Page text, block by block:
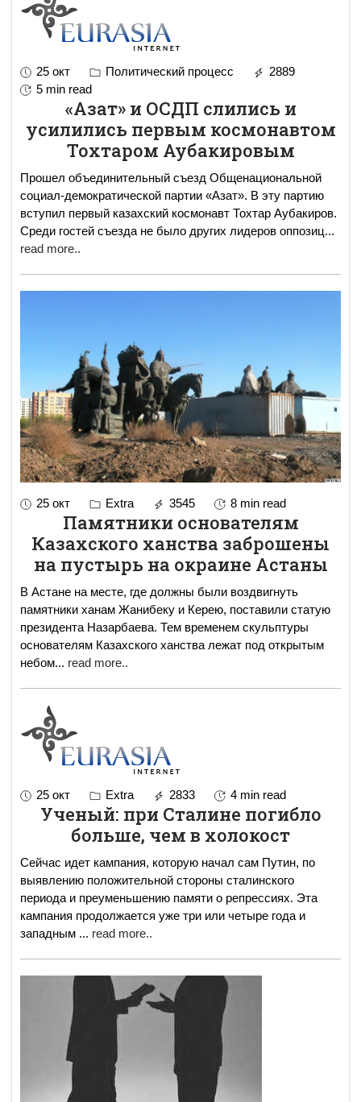
25 окт Политический процесс
2889
5 min read
«Азат» и ОСДП слились и
усилились первым космонавтом
Тохтаром Аубакировым
Прошел объединительный съезд Общенациональной
социал-демократической партии «Азат». В эту партию
вступил первый казахский космонавт Тохтар Аубакиров.
Среди гостей съезда не было других лидеров оппозиц...
read more..
25 окт Extra 3545 8 min read
Памятники основателям
Казахского ханства заброшены
на пустырь на окраине Астаны
В Астане на месте, где должны были воздвигнуть
памятники ханам Жанибеку и Керею, поставили статую
президента Назарбаева. Тем временем скульптуры
основателям Казахского ханства лежат под открытым
небом... read more..
25 окт Extra 2833 4 min read
Ученый: при Сталине погибло
больше, чем в холокост
Сейчас идет кампания, которую начал сам Путин, по
выявлению положительной стороны сталинского
периода и преуменьшению памяти о репрессиях. Эта
кампания продолжается уже три или четыре года и
западным ... read more..